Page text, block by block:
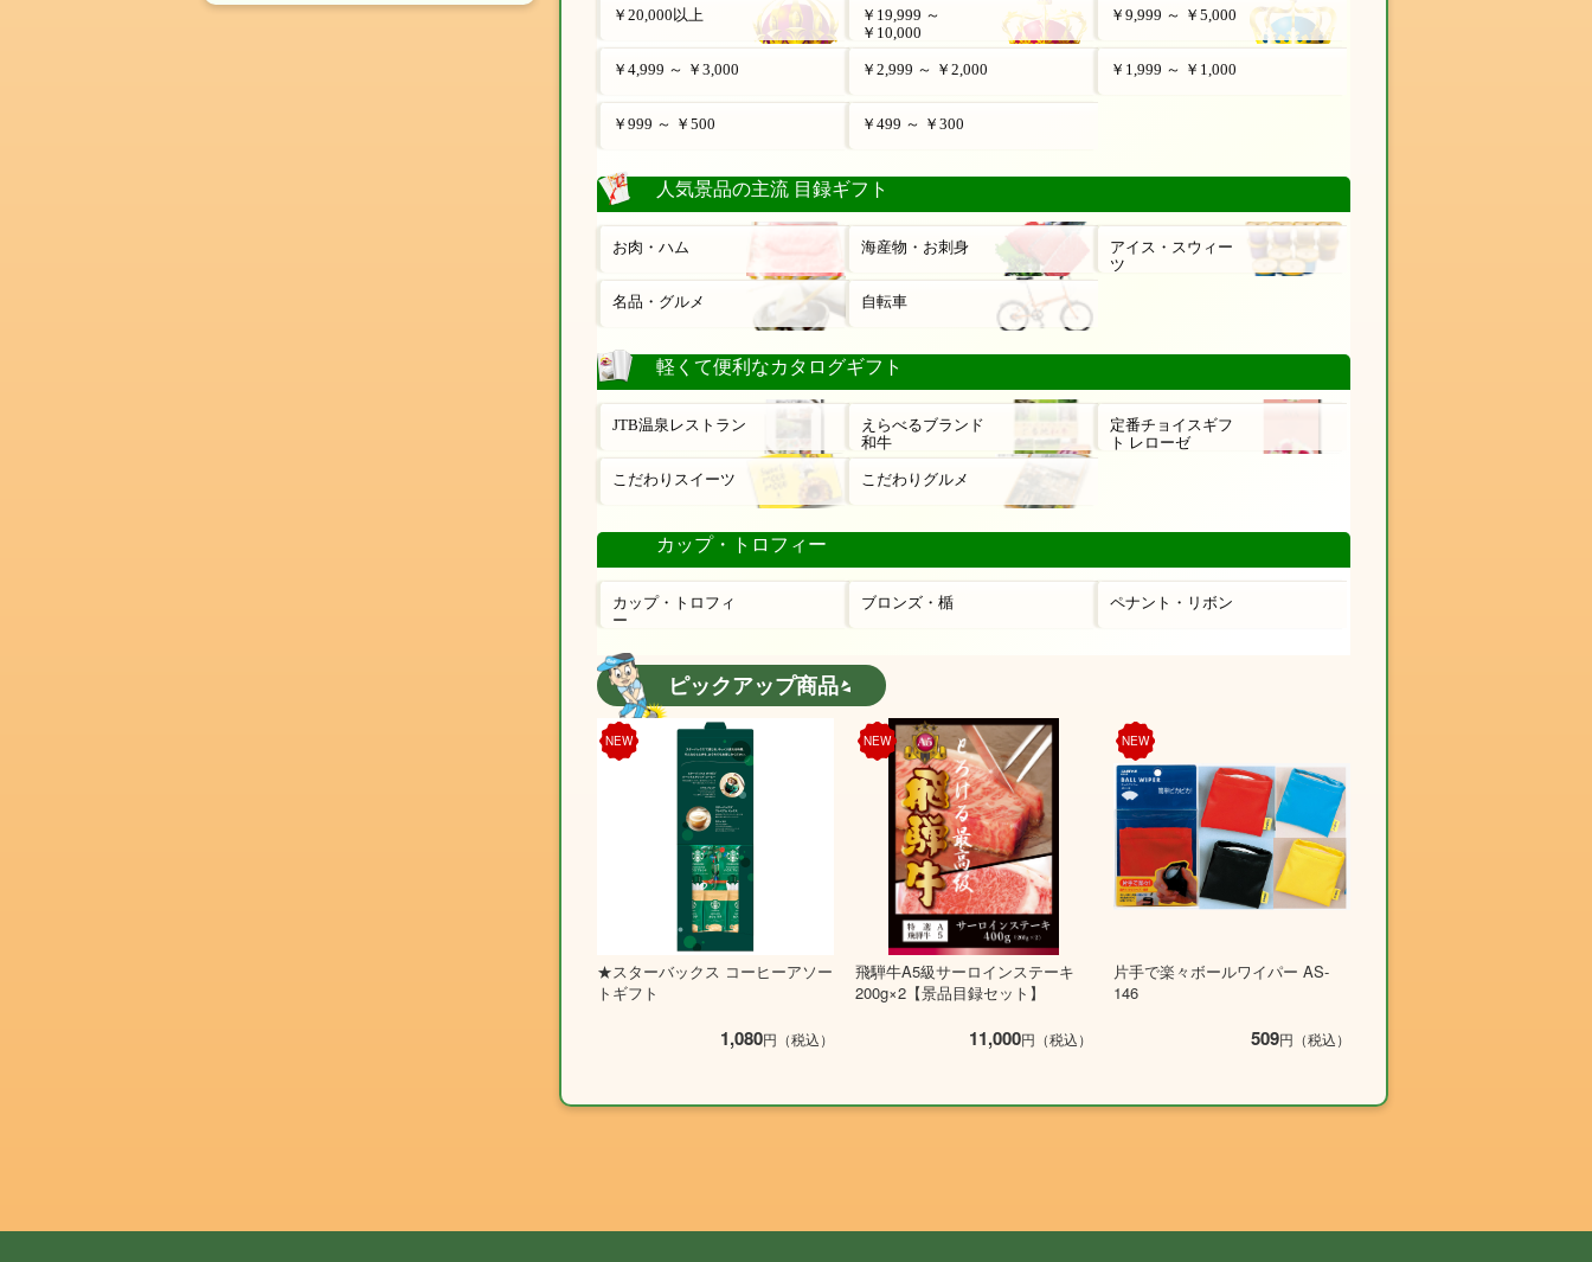
￥20,000以上
￥19,999 ～
￥10,000
￥9,999 ～ ￥5,000
￥4,999 ～ ￥3,000 ￥2,999 ～ ￥2,000 ￥1,999 ～ ￥1,000
￥999 ～ ￥500 ￥499 ～ ￥300
人気景品の主流 目録ギフト
お肉・ハム 海産物・お刺身
アイス・スウィー
ツ
名品・グルメ 自転車
軽くて便利なカタログギフト
JTB温泉レストラン
えらべるブランド
和牛
定番チョイスギフ
ト レローゼ
こだわりスイーツ こだわりグルメ
カップ・トロフィー
カップ・トロフィ
ー
ブロンズ・楯 ペナント・リボン
ピックアップ商品
NEW
★スターバックス コーヒーアソー
トギフト
1,080円（税込）
NEW
飛騨牛A5級サーロインステーキ
200g×2【景品目録セット】
11,000円（税込）
NEW
片手で楽々ボールワイパー AS-
146
509円（税込）